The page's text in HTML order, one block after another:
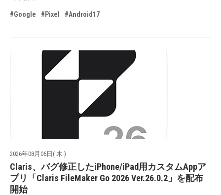
#Google #Pixel #Android17
2026年08月06日( 木 )
Claris、バグ修正したiPhone/iPad用カスタムAppア
プリ「Claris FileMaker Go 2026 Ver.26.0.2」を配布
開始